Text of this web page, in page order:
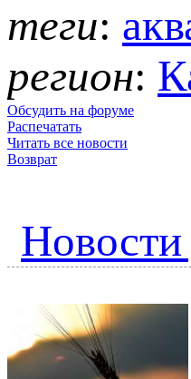
теги:
регион:
Обсудить на форуме
Распечатать
Читать все новости
Возврат
Новости